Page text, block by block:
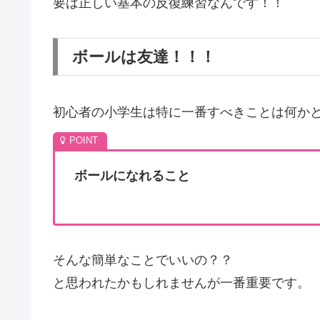
要は正しい基本の反復練習なんです！！
ボールは友達！！！
初心者の小学生は特に一番すべきことは何か
ボールになれること
そんな簡単なことでいいの？？
と思われたかもしれませんが一番重要です。